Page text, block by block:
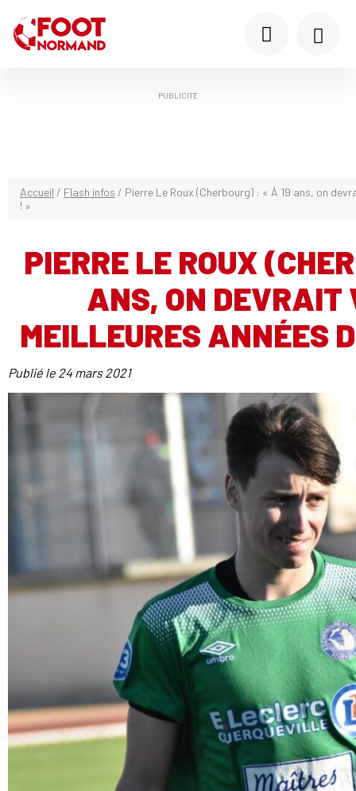
PUBLICITÉ
Accueil / Flash infos / Pierre Le Roux (Cherbourg) : « À 19 ans, on
! »
PIERRE LE ROUX
ANS, ON DEVRAIT
MEILLEURES ANNÉES
Publié le 24 mars 2021